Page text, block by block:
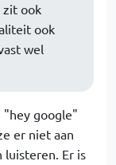
zit ook
ook
wel
google"
er niet aan
luisteren. Er is